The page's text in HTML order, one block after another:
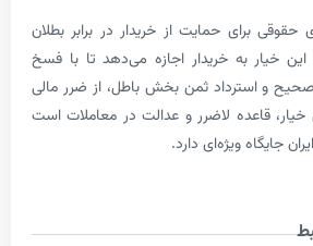
از خریدار در برابر بطلان
اجازه می‌دهد تا با فسخ
ثمن بخش باطل، از ضرر مالی
لاضرر و عدالت در معاملات است
دارد.